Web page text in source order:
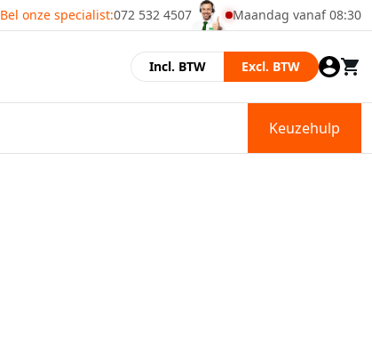
Bel onze specialist:072 532 4507
Momenteel zijn wij
Maandag vanaf 08:30
Incl. BTW Excl. BTW
Keuzehulp